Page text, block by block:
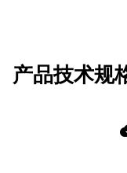
产品技术规